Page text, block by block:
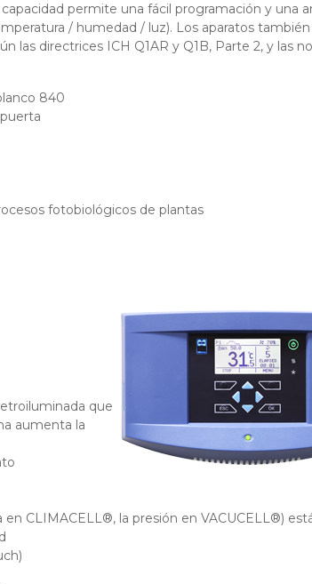
permite una fácil programación y una
/ humedad / luz). Los aparatos
las directrices ICH Q1AR y Q1B, Parte 2, y las
840
fotobiológicos de plantas
que
aumenta la
CLIMACELL®, la presión en VACUCELL®)